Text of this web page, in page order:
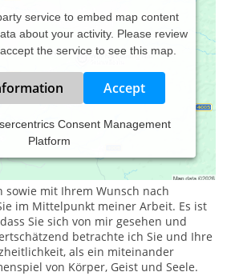
service to embed map content
about your activity. Please review
the service to see this map.
Accept
Consent Management
Platform
im Rahmen einer Psychotherapie
mit einer Paartherapie
nehmen – mit Ihren Nöten und
sowie mit Ihrem Wunsch nach
im Mittelpunkt meiner Arbeit. Es ist
Sie sich von mir gesehen und
betrachte ich Sie und Ihre
als ein miteinander
von Körper, Geist und Seele.